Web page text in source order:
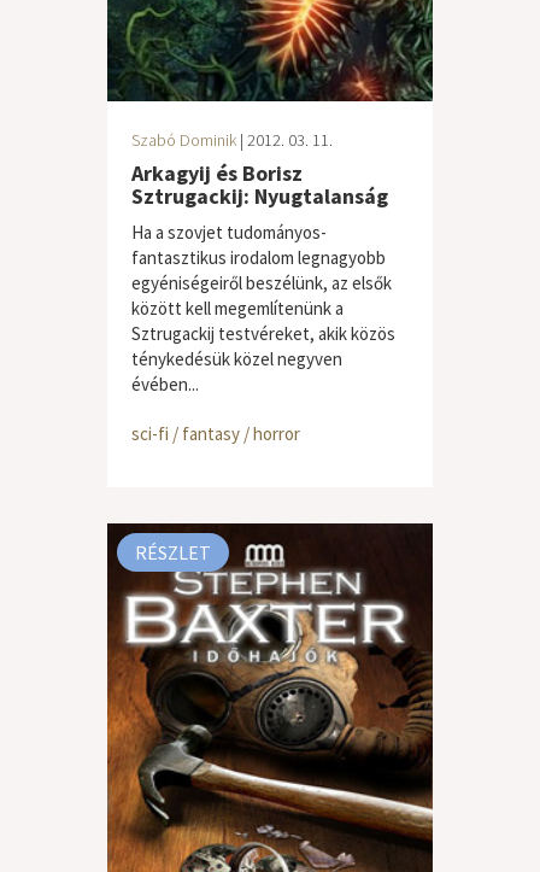
Szabó Dominik | 2012. 03. 11.
Arkagyij és Borisz
Sztrugackij: Nyugtalanság
Ha a szovjet tudományos-
fantasztikus irodalom legnagyobb
egyéniségeiről beszélünk, az elsők
között kell megemlítenünk a
Sztrugackij testvéreket, akik közös
ténykedésük közel negyven
évében...
sci-fi / fantasy / horror
RÉSZLET